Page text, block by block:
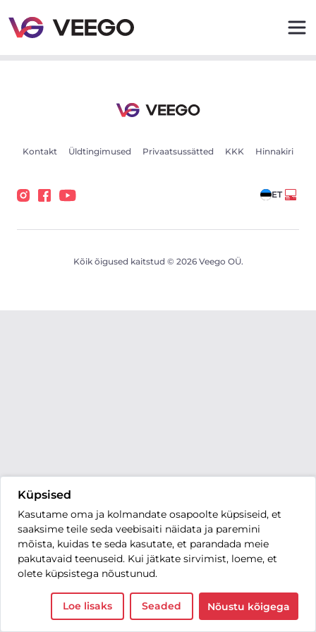
Küpsised
Kasutame oma ja kolmandate osapoolte küpsiseid, et
saaksime teile seda veebisaiti näidata ja paremini
mõista, kuidas te seda kasutate, et parandada meie
pakutavaid teenuseid. Kui jätkate sirvimist, loeme, et
olete küpsistega nõustunud.
Loe lisaks Seaded Nõustu kõigega
Kontakt Üldtingimused Privaatsussätted KKK Hinnakiri
ET
Kõik õigused kaitstud © 2026 Veego OÜ.